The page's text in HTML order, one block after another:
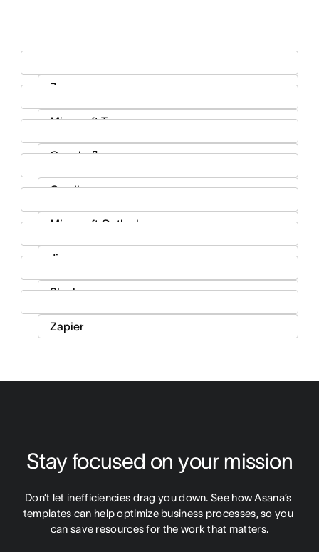
Stay focused on your mission
Don’t let inefficiencies drag you down. See how Asana’s
templates can help optimize business processes, so you
can save resources for the work that matters.